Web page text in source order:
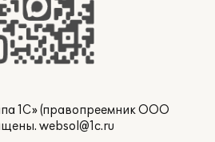
1С» (правопреемник ООО
websol@1c.ru